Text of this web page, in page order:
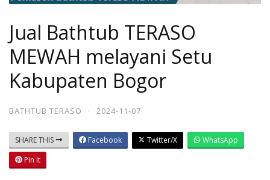
Jual Bathtub TERASO
MEWAH melayani Setu
Kabupaten Bogor
BATHTUB TERASO · 2024-11-07
SHARE THIS Facebook Twitter/X
WhatsApp
Pin It